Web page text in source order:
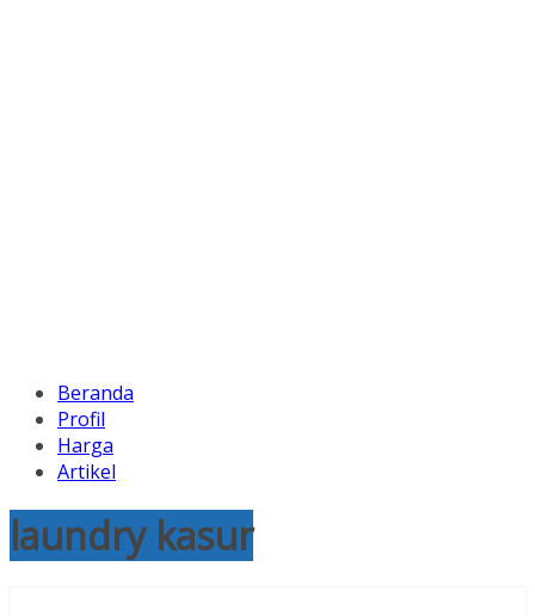
Beranda
Profil
Harga
Artikel
laundry kasur